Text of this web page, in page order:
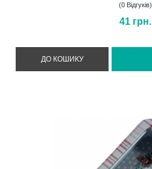
(0 Відгуків)
41 грн.